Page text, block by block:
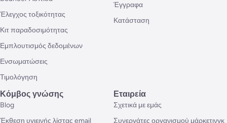
Έλεγχος τοξικότητας
Κιτ παραδοσιμότητας
Εμπλουτισμός δεδομένων
Ενσωματώσεις
Τιμολόγηση
Έγγραφα
Κατάσταση
Κόμβος γνώσης
Blog
Έκθεση υγιεινής λίστας email
Εταιρεία
Σχετικά με εμάς
Συνεργάτες οργανισμού μάρκετινγκ